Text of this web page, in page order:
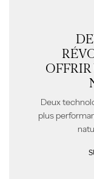
Deux
plus